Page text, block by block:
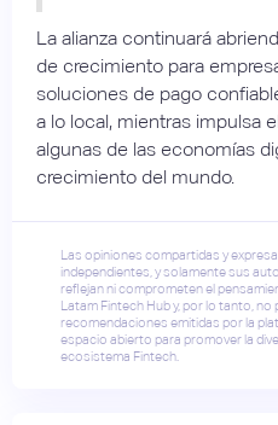
La alianza continuará
de crecimiento para
soluciones de pago
a lo local, mientras impulsa
algunas de las economías
crecimiento del mundo.
Las opiniones compartidas y
independientes, y solamente sus
reflejan ni comprometen el
Latam Fintech Hub y, por lo tanto,
recomendaciones emitidas por la
espacio abierto para promover la
ecosistema Fintech.